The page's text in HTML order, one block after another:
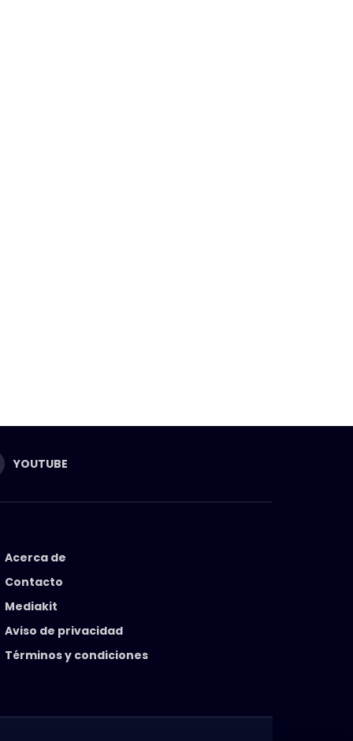
YOUTUBE
Acerca de
Contacto
Mediakit
Aviso de privacidad
Términos y condiciones